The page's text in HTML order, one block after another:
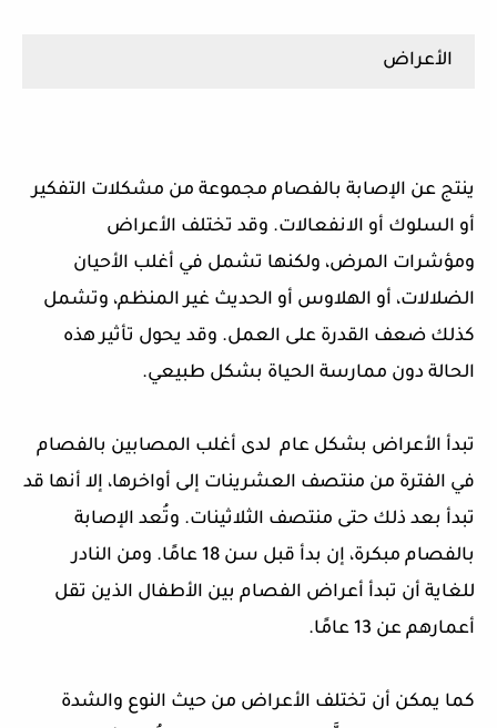
الأعراض
ينتج عن الإصابة بالفصام مجموعة من مشكلات التفكير
أو السلوك أو الانفعالات. وقد تختلف الأعراض
ومؤشرات المرض، ولكنها تشمل في أغلب الأحيان
الضلالات، أو الهلاوس أو الحديث غير المنظم، وتشمل
كذلك ضعف القدرة على العمل. وقد يحول تأثير هذه
الحالة دون ممارسة الحياة بشكل طبيعي.
تبدأ الأعراض بشكل عام لدى أغلب المصابين بالفصام
في الفترة من منتصف العشرينات إلى أواخرها، إلا أنها قد
تبدأ بعد ذلك حتى منتصف الثلاثينات. وتُعد الإصابة
بالفصام مبكرة، إن بدأ قبل سن 18 عامًا. ومن النادر
للغاية أن تبدأ أعراض الفصام بين الأطفال الذين تقل
أعمارهم عن 13 عامًا.
كما يمكن أن تختلف الأعراض من حيث النوع والشدة